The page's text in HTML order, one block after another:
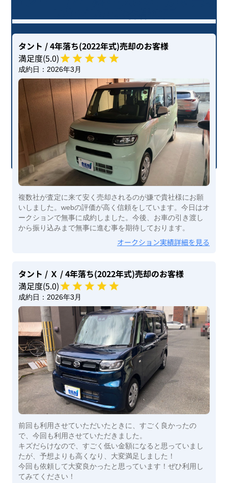
タント / 4年落ち(2022年式)売却のお客様
満足度(5.0)
成約日： 2026年3月
複数社が査定に来て安く売却されるのが嫌で貴社様にお願
いしました。webの評価が高く信頼をしています。今日はオ
ークションで無事に成約しました。今後、お車の引き渡し
から振り込みまで無事に進む事を期待しております。
オークション実績詳細を見る
タント / Ｘ / 4年落ち(2022年式)売却のお客様
満足度(5.0)
成約日： 2026年3月
前回も利用させていただいたときに、すごく良かったの
で、今回も利用させていただきました。
キズだらけなので、すごく低い金額になると思っていまし
たが、予想よりも高くなり、大変満足しました！
今回も依頼して大変良かったと思っています！ぜひ利用し
てみてください！